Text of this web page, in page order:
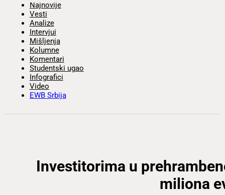
Najnovije
Vesti
Analize
Intervjui
Mišljenja
Kolumne
Komentari
Studentski ugao
Infografici
Video
EWB Srbija
Investitorima u
miliona